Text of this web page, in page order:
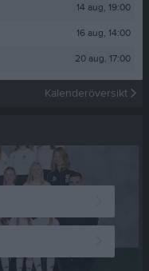
14 aug, 19:00
16 aug, 14:00
20 aug, 17:00
Kalenderöversikt